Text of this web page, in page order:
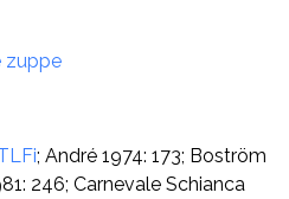
zuppe
; André 1974: 173; Boström
246; Carnevale Schianca